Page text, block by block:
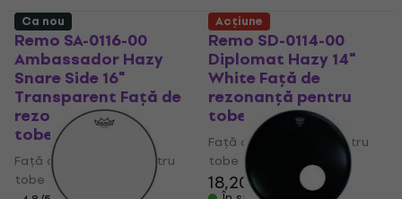
Remo SA-0116-00
Ambassador Hazy
Snare Side 16"
Transparent Față de
rezonanță pentru
tobe
Față de rezonanță pentru
tobe
Remo SD-0114-00
Diplomat Hazy 14"
White Față de
rezonanță pentru
tobe (Ca nou)
Față de rezonanță pentru
tobe
18,20 € 18,71 €
Ca nou Acțiune